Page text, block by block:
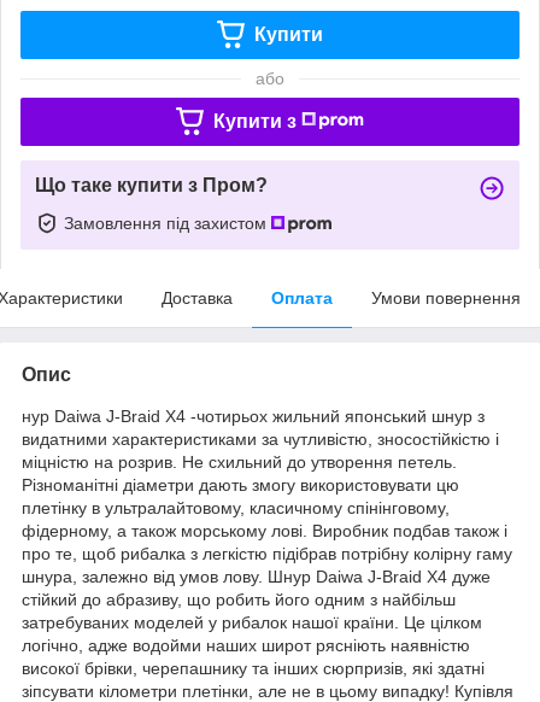
Купити
або
Купити з
Що таке купити з Пром?
Замовлення під захистом
Доставка Оплата Умови повернення
Опис
нур Daiwa J-Braid X4 -чотирьох жильний японський шнур з
видатними характеристиками за чутливістю, зносостійкістю і
міцністю на розрив. Не схильний до утворення петель.
Різноманітні діаметри дають змогу використовувати цю
плетінку в ультралайтовому, класичному спінінговому,
фідерному, а також морському лові. Виробник подбав також і
про те, щоб рибалка з легкістю підібрав потрібну колірну гаму
шнура, залежно від умов лову. Шнур Daiwa J-Braid X4 дуже
стійкий до абразиву, що робить його одним з найбільш
затребуваних моделей у рибалок нашої країни. Це цілком
логічно, адже водойми наших широт рясніють наявністю
високої брівки, черепашнику та інших сюрпризів, які здатні
зіпсувати кілометри плетінки, але не в цьому випадку! Купівля